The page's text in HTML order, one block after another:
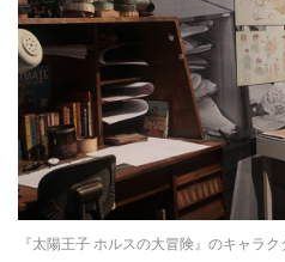
『太陽王子 ホルスの大冒険』のキャラ